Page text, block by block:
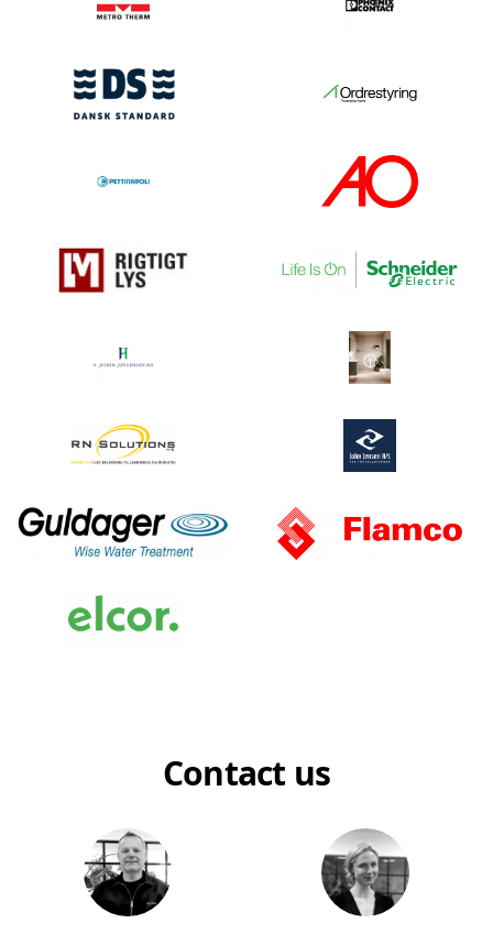
Contact us